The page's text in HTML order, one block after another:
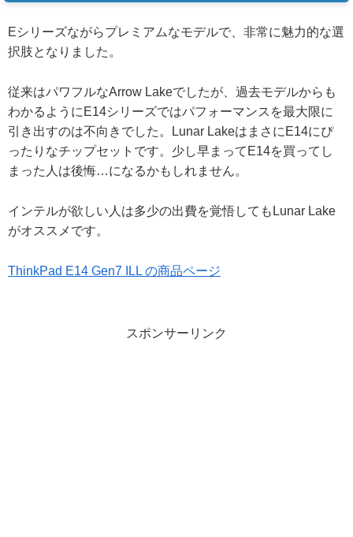
Eシリーズながらプレミアムなモデルで、非常に魅力的な選
択肢となりました。
従来はパワフルなArrow Lakeでしたが、過去モデルからも
わかるようにE14シリーズではパフォーマンスを最大限に
引き出すのは不向きでした。Lunar LakeはまさにE14にぴ
ったりなチップセットです。少し早まってE14を買ってし
まった人は後悔…になるかもしれません。
インテルが欲しい人は多少の出費を覚悟してもLunar Lake
がオススメです。
ThinkPad E14 Gen7 ILL の商品ページ
スポンサーリンク